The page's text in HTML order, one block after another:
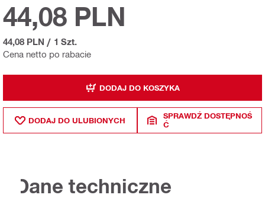
Cena netto po rabacie
44,08 PLN
44,08 PLN / 1 Szt.
DODAJ DO KOSZYKA
DODAJ DO ULUBIONYCH
SPRAWDŹ DOSTĘPNOŚ
Ć
Dane techniczne